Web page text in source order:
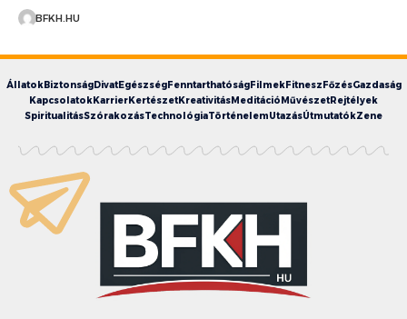
BFKH.HU
ÁllatokBiztonságDivatEgészségFenntarthatóságFilmekFitneszFőzésGazdaság
KapcsolatokKarrierKertészetKreativitásMeditációMűvészetRejtélyek
SpiritualitásSzórakozásTechnológiaTörténelemUtazásÚtmutatókZene